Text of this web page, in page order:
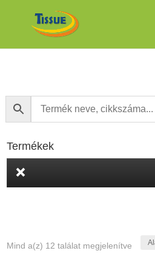
Termékek
Mind a(z) 12 találat megjelenítve